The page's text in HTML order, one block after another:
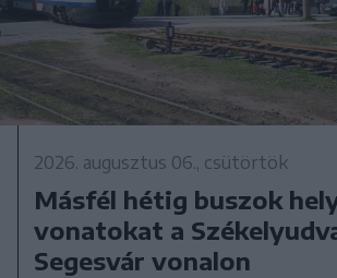
2026. augusztus 06., csütörtök
Másfél hétig buszok
vonatokat a
Segesvár vonalon